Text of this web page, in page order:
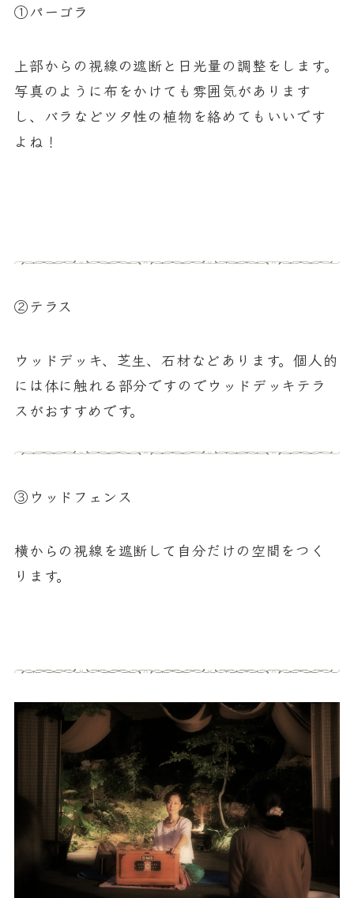
①パーゴラ
上部からの視線の遮断と日光量の調整をします。
写真のように布をかけても雰囲気があります
し、バラなどツタ性の植物を絡めてもいいです
よね！
②テラス
ウッドデッキ、芝生、石材などあります。個人的
には体に触れる部分ですのでウッドデッキテラ
スがおすすめです。
③ウッドフェンス
横からの視線を遮断して自分だけの空間をつく
ります。